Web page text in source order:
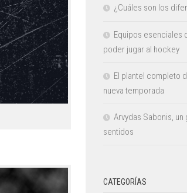
¿Cuáles son los
Equipos esenciales
poder jugar al hockey
El plantel completo
nueva temporada
Arvydas Sabonis,
sentidos
CATEGORÍAS